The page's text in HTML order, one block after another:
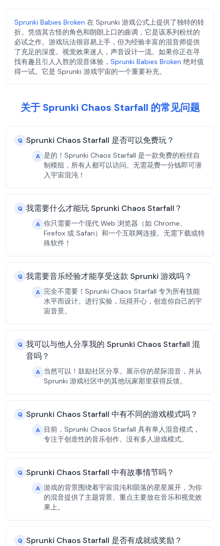
Sprunki Babies Broken 在 Sprunki 游戏公式上提供了独特的转
折。凭借其古怪的角色和朗朗上口的曲调，它是该系列粉丝的
必试之作。游戏玩法很容易上手，但为经验丰富的混音师提供
了充足的深度。视觉效果迷人，声音设计一流。如果你正在寻
找有趣且引人入胜的混音体验， Sprunki Babies Broken 绝对值
得一试。它是 Sprunki 游戏宇宙的一个重要补充。
关于 Sprunki Chaos Starfall 的常见问题
Q Sprunki Chaos Starfall 是否可以免费玩？
A 是的！Sprunki Chaos Starfall 是一款免费的粉丝自
制模组，所有人都可以访问。无需花费一分钱即可潜
入宇宙混沌！
Q 我需要什么才能玩 Sprunki Chaos Starfall？
A 你只需要一个现代 Web 浏览器（如 Chrome、
Firefox 或 Safari）和一个互联网连接。无需下载或特
殊软件！
Q 我需要音乐经验才能享受这款 Sprunki 游戏吗？
A 完全不需要！Sprunki Chaos Starfall 专为所有技能
水平而设计。进行实验，玩得开心，创造你自己的宇
宙音景。
Q 我可以与他人分享我的 Sprunki Chaos Starfall 混
音吗？
A 当然可以！鼓励社区分享。展示你的星际混音，并从
Sprunki 游戏社区中的其他玩家那里获得反馈。
Q Sprunki Chaos Starfall 中有不同的游戏模式吗？
A
目前，Sprunki Chaos Starfall 具有单人混音模式，
专注于创造性的音乐创作。没有多人游戏模式。
Q Sprunki Chaos Starfall 中有故事情节吗？
A 游戏的背景围绕着宇宙混沌和陨落的星星展开，为你
的混音提供了主题背景。重点主要放在音乐和视觉效
果上。
Q Sprunki Chaos Starfall 是否有成就或奖励？